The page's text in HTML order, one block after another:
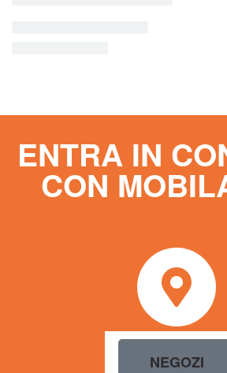
ENTRA IN
CON
NEGOZI